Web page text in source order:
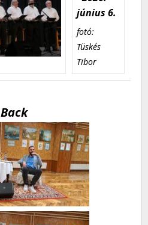
június 6.
fotó:
Tüskés
Tibor
Back